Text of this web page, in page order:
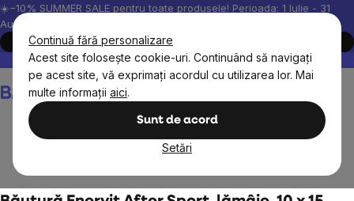
Continuă fără personalizare
Acest site folosește cookie-uri. Continuând să navigați
pe acest site, vă exprimați acordul cu utilizarea lor. Mai
multe informații aici.
Sunt de acord
Setări
Treci
la
conținut
☀️−10% SUMMER SALE pentru toate produsele! Perioada: 1 Iulie - 31
August, 2026.
Cumpără acum
Peste 200.000 de recenzii verificate
Produsele noastre sunt
Coş
de